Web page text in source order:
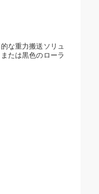
な重力搬送ソリュ
たは黒色のローラ